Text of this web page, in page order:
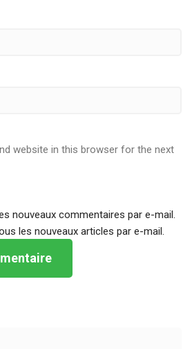
website in this browser for the next
nouveaux commentaires par e-mail.
les nouveaux articles par e-mail.